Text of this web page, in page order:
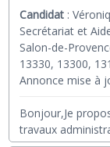
Candidat :
Secrétariat et
Salon-de-
13330, 13300,
Annonce mise à
Bonjour,Je
travaux